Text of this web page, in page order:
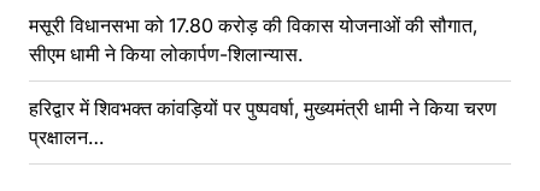
मसूरी विधानसभा को 17.80 करोड़ की विकास योजनाओं की सौगात,
सीएम धामी ने किया लोकार्पण-शिलान्यास.
हरिद्वार में शिवभक्त कांवड़ियों पर पुष्पवर्षा, मुख्यमंत्री धामी ने किया चरण
प्रक्षालन…